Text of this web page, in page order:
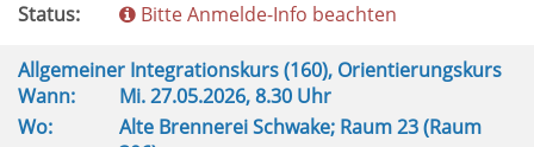
Status:
Bitte Anmelde-Info beachten
Allgemeiner Integrationskurs (160), Orientierungskurs
Wann:
Mi.27.05.2026, 8.30 Uhr
Wo:
Alte Brennerei Schwake; Raum 23 (Raum